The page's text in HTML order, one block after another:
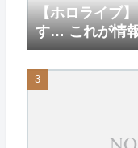
【ホロライブ
す… これが情